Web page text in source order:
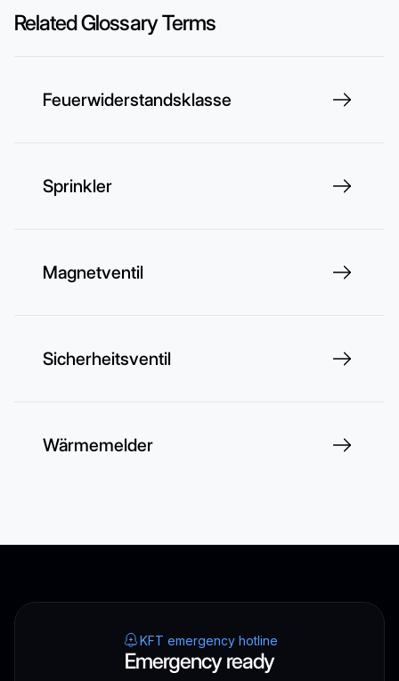
Related Glossary Terms
Feuerwiderstandsklasse
Sprinkler
Magnetventil
Sicherheitsventil
Wärmemelder
KFT emergency hotline
Emergency ready